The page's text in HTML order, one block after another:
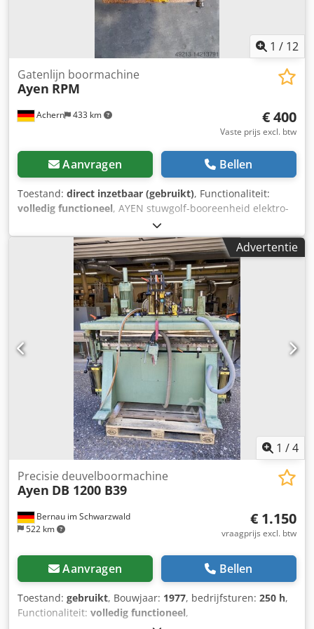
1 / 12
Achern 433 km
Gatenlijn boormachine
Ayen RPM
€ 400
Vaste prijs excl. btw
Aanvragen Bellen
Toestand: direct inzetbaar (gebruikt), Functionaliteit:
volledig functioneel, AYEN stuwgolf-booreenheid elektro-
pneumatische stuwgolf-booreenheid verschillende typen
Cjdpfx Aoqv Ey Ujqqeha 2 stuks RPM 1C, 0,73 kW - per stuk
€450 1 stuk RPM 0,5C, 0,37 kW - €400
Advertentie
1 /4
Bernau im Schwarzwald
522 km
Precisie deuvelboormachine
Ayen DB 1200 B39
€ 1.150
vraagprijs excl. btw
Aanvragen Bellen
Toestand: gebruikt, Bouwjaar: 1977, bedrijfsturen: 250 h,
Functionaliteit: volledig functioneel,